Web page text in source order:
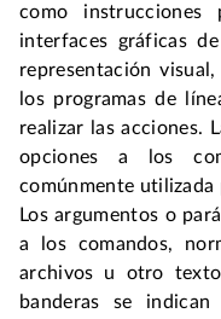
como instrucciones
interfaces gráficas
representación
los programas de
realizar las acciones.
opciones a los
comúnmente utilizada
Los argumentos o
a los comandos,
archivos u otro
banderas se